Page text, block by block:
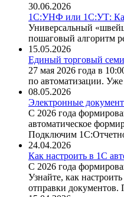
30.06.2026
1С:УНФ или 1С:УТ: Как
Универсальный
пошаговый алгоритм
15.05.2026
Единый торговый
27 мая 2026 года в
по автоматизации. Уже
08.05.2026
Электронные
С 2026 года
автоматическое
Подключим
24.04.2026
Как настроить в 1С
С 2026 года
Узнайте, как
отправки